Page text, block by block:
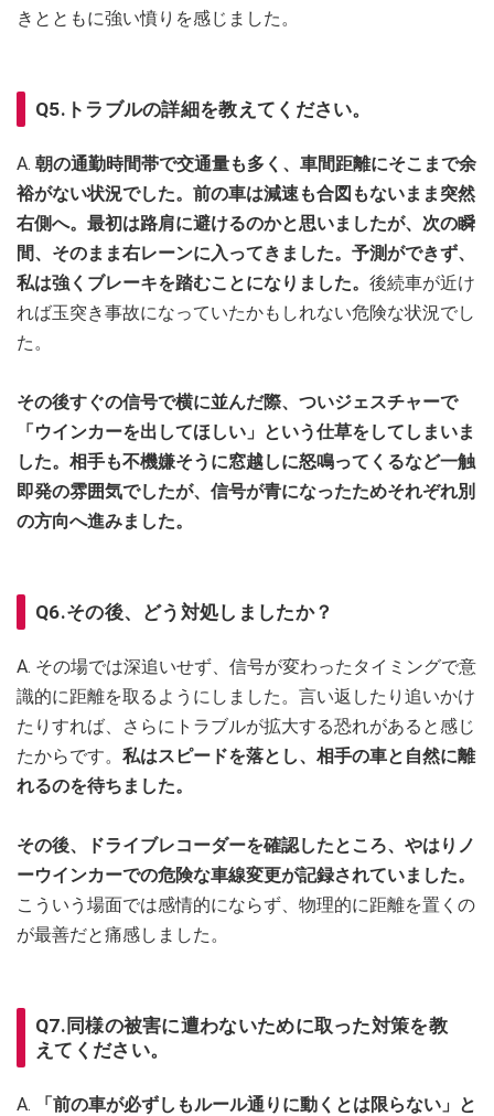
きとともに強い憤りを感じました。
Q5.トラブルの詳細を教えてください。
A. 朝の通勤時間帯で交通量も多く、車間距離にそこまで余
裕がない状況でした。前の車は減速も合図もないまま突然
右側へ。最初は路肩に避けるのかと思いましたが、次の瞬
間、そのまま右レーンに入ってきました。予測ができず、
私は強くブレーキを踏むことになりました。 後続車が近け
れば玉突き事故になっていたかもしれない危険な状況でし
た。
その後すぐの信号で横に並んだ際、ついジェスチャーで
「ウインカーを出してほしい」という仕草をしてしまいま
した。相手も不機嫌そうに窓越しに怒鳴ってくるなど一触
即発の雰囲気でしたが、信号が青になったためそれぞれ別
の方向へ進みました。
Q6.その後、どう対処しましたか？
A. その場では深追いせず、信号が変わったタイミングで意
識的に距離を取るようにしました。言い返したり追いかけ
たりすれば、さらにトラブルが拡大する恐れがあると感じ
たからです。 私はスピードを落とし、相手の車と自然に離
れるのを待ちました。
その後、ドライブレコーダーを確認したところ、やはりノ
ーウインカーでの危険な車線変更が記録されていました。
こういう場面では感情的にならず、物理的に距離を置くの
が最善だと痛感しました。
Q7.同様の被害に遭わないために取った対策を教
えてください。
A.
「前の車が必ずしもルール通りに動くとは限らない」と